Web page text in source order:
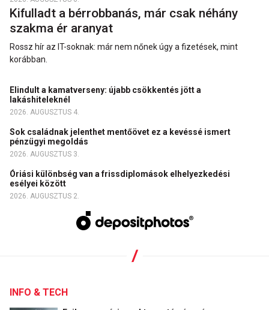
Kifulladt a bérrobbanás, már csak néhány
szakma ér aranyat
Rossz hír az IT-soknak: már nem nőnek úgy a fizetések, mint
korábban.
Elindult a kamatverseny: újabb csökkentés jött a
lakáshiteleknél
2026. AUGUSZTUS 4.
Sok családnak jelenthet mentőövet ez a kevéssé ismert
pénzügyi megoldás
2026. AUGUSZTUS 3.
Óriási különbség van a frissdiplomások elhelyezkedési
esélyei között
2026. AUGUSZTUS 2.
INFO & TECH